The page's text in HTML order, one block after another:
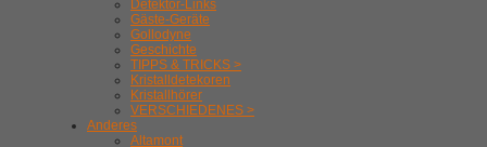
Detektor-Links
Gäste-Geräte
Gollodyne
Geschichte
TIPPS & TRICKS >
Kristalldetekoren
Kristallhörer
VERSCHIEDENES >
Anderes
Altamont